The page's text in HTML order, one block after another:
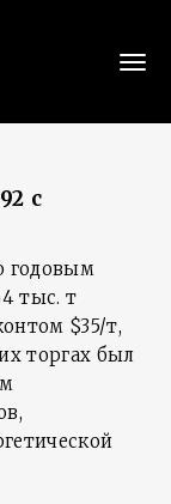
с
годовым
тыс. т
$35/т,
торгах был